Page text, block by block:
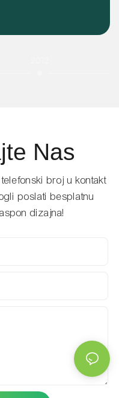
Nas
broj u kontakt
poslati besplatnu
dizajna!